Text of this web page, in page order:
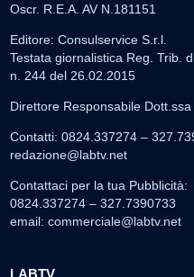
Oscr. R.E.A. AV N.181151
Editore: Consulservice S.r.l.
Testata giornalistica Reg. Trib.
n. 244 del 26.02.2015
Direttore Responsabile
Contatti: 0824.337274 –
redazione@labtv.net
Contattaci per la tua Pubblicità:
0824.337274 – 327.7390733
email: commerciale@labtv.net
LABTV